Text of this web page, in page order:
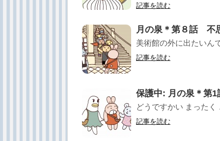
記事を読む
月の泉＊第８話 不
美術館の外に出たいん
記事を読む
保護中: 月の泉＊第
どうですかい まったく
記事を読む